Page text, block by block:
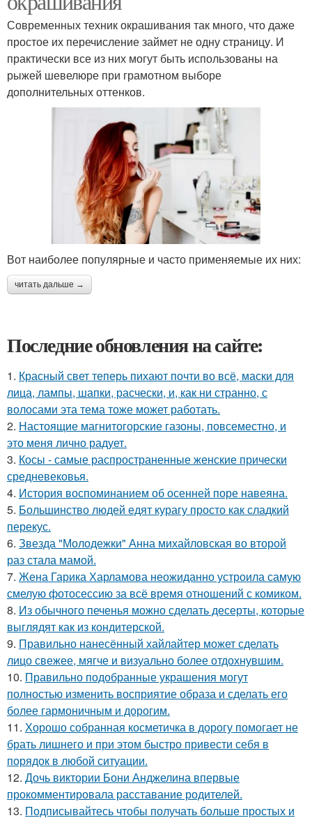
Современных техник окрашивания так много, что даже
простое их перечисление займет не одну страницу. И
практически все из них могут быть использованы на
рыжей шевелюре при грамотном выборе
дополнительных оттенков.
Вот наиболее популярные и часто применяемые их них:
читать дальше →
Последние обновления на сайте:
1. Красный свет теперь пихают почти во всё, маски для
лица, лампы, шапки, расчески, и, как ни странно, с
волосами эта тема тоже может работать.
2. Настоящие магнитогорские газоны, повсеместно, и
это меня лично радует.
3. Косы - самые распространенные женские прически
средневековья.
4. История воспоминанием об осенней поре навеяна.
5. Большинство людей едят курагу просто как сладкий
перекус.
6. Звезда "Молодежки" Анна михайловская во второй
раз стала мамой.
7. Жена Гарика Харламова неожиданно устроила самую
смелую фотосессию за всё время отношений с комиком.
8. Из обычного печенья можно сделать десерты, которые
выглядят как из кондитерской.
9. Правильно нанесённый хайлайтер может сделать
лицо свежее, мягче и визуально более отдохнувшим.
10. Правильно подобранные украшения могут
полностью изменить восприятие образа и сделать его
более гармоничным и дорогим.
11. Хорошо собранная косметичка в дорогу помогает не
брать лишнего и при этом быстро привести себя в
порядок в любой ситуации.
12. Дочь виктории Бони Анджелина впервые
прокомментировала расставание родителей.
13. Подписывайтесь чтобы получать больше простых и